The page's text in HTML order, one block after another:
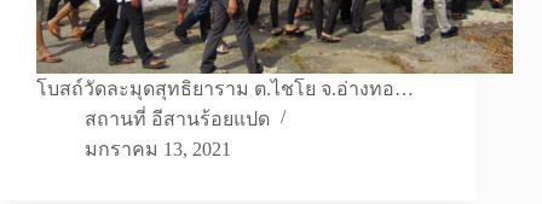
โบสถ์วัดละมุดสุทธิยาราม ต.ไชโย จ.อ่างทอ…
สถานที่ อีสานร้อยแปด
มกราคม 13, 2021